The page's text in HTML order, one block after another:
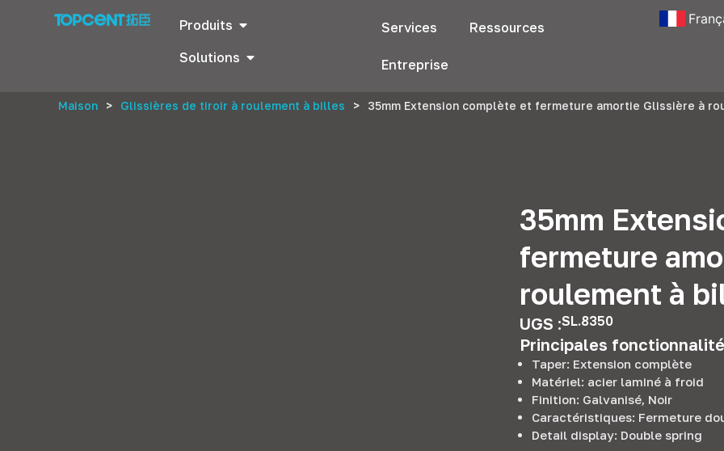
Produits
Solutions
Services Ressources
Entreprise
Maison > Glissières de tiroir à roulement à billes > 35mm Extension complète et fermeture amortie Glissière à
35mm
fermeture
roulement à
UGS :SL.8350
Principales
Taper: Extension complète
Matériel: acier laminé à froid
Finition: Galvanisé, Noir
Caractéristiques: Fermeture
Detail display: Double spring